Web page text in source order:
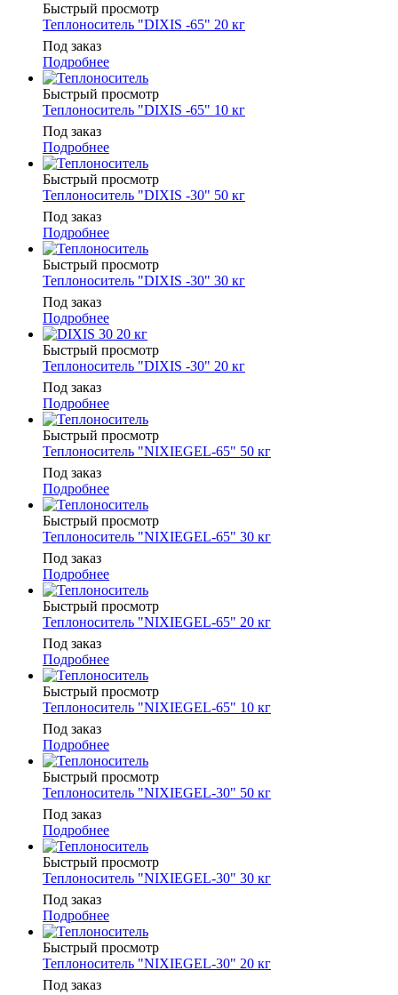
Быстрый просмотр
Теплоноситель "DIXIS -65" 20 кг
Под заказ
Подробнее
Быстрый просмотр
Теплоноситель "DIXIS -65" 10 кг
Под заказ
Подробнее
Быстрый просмотр
Теплоноситель "DIXIS -30" 50 кг
Под заказ
Подробнее
Быстрый просмотр
Теплоноситель "DIXIS -30" 30 кг
Под заказ
Подробнее
Быстрый просмотр
Теплоноситель "DIXIS -30" 20 кг
Под заказ
Подробнее
Быстрый просмотр
Теплоноситель "NIXIEGEL-65" 50 кг
Под заказ
Подробнее
Быстрый просмотр
Теплоноситель "NIXIEGEL-65" 30 кг
Под заказ
Подробнее
Быстрый просмотр
Теплоноситель "NIXIEGEL-65" 20 кг
Под заказ
Подробнее
Быстрый просмотр
Теплоноситель "NIXIEGEL-65" 10 кг
Под заказ
Подробнее
Быстрый просмотр
Теплоноситель "NIXIEGEL-30" 50 кг
Под заказ
Подробнее
Быстрый просмотр
Теплоноситель "NIXIEGEL-30" 30 кг
Под заказ
Подробнее
Быстрый просмотр
Теплоноситель "NIXIEGEL-30" 20 кг
Под заказ